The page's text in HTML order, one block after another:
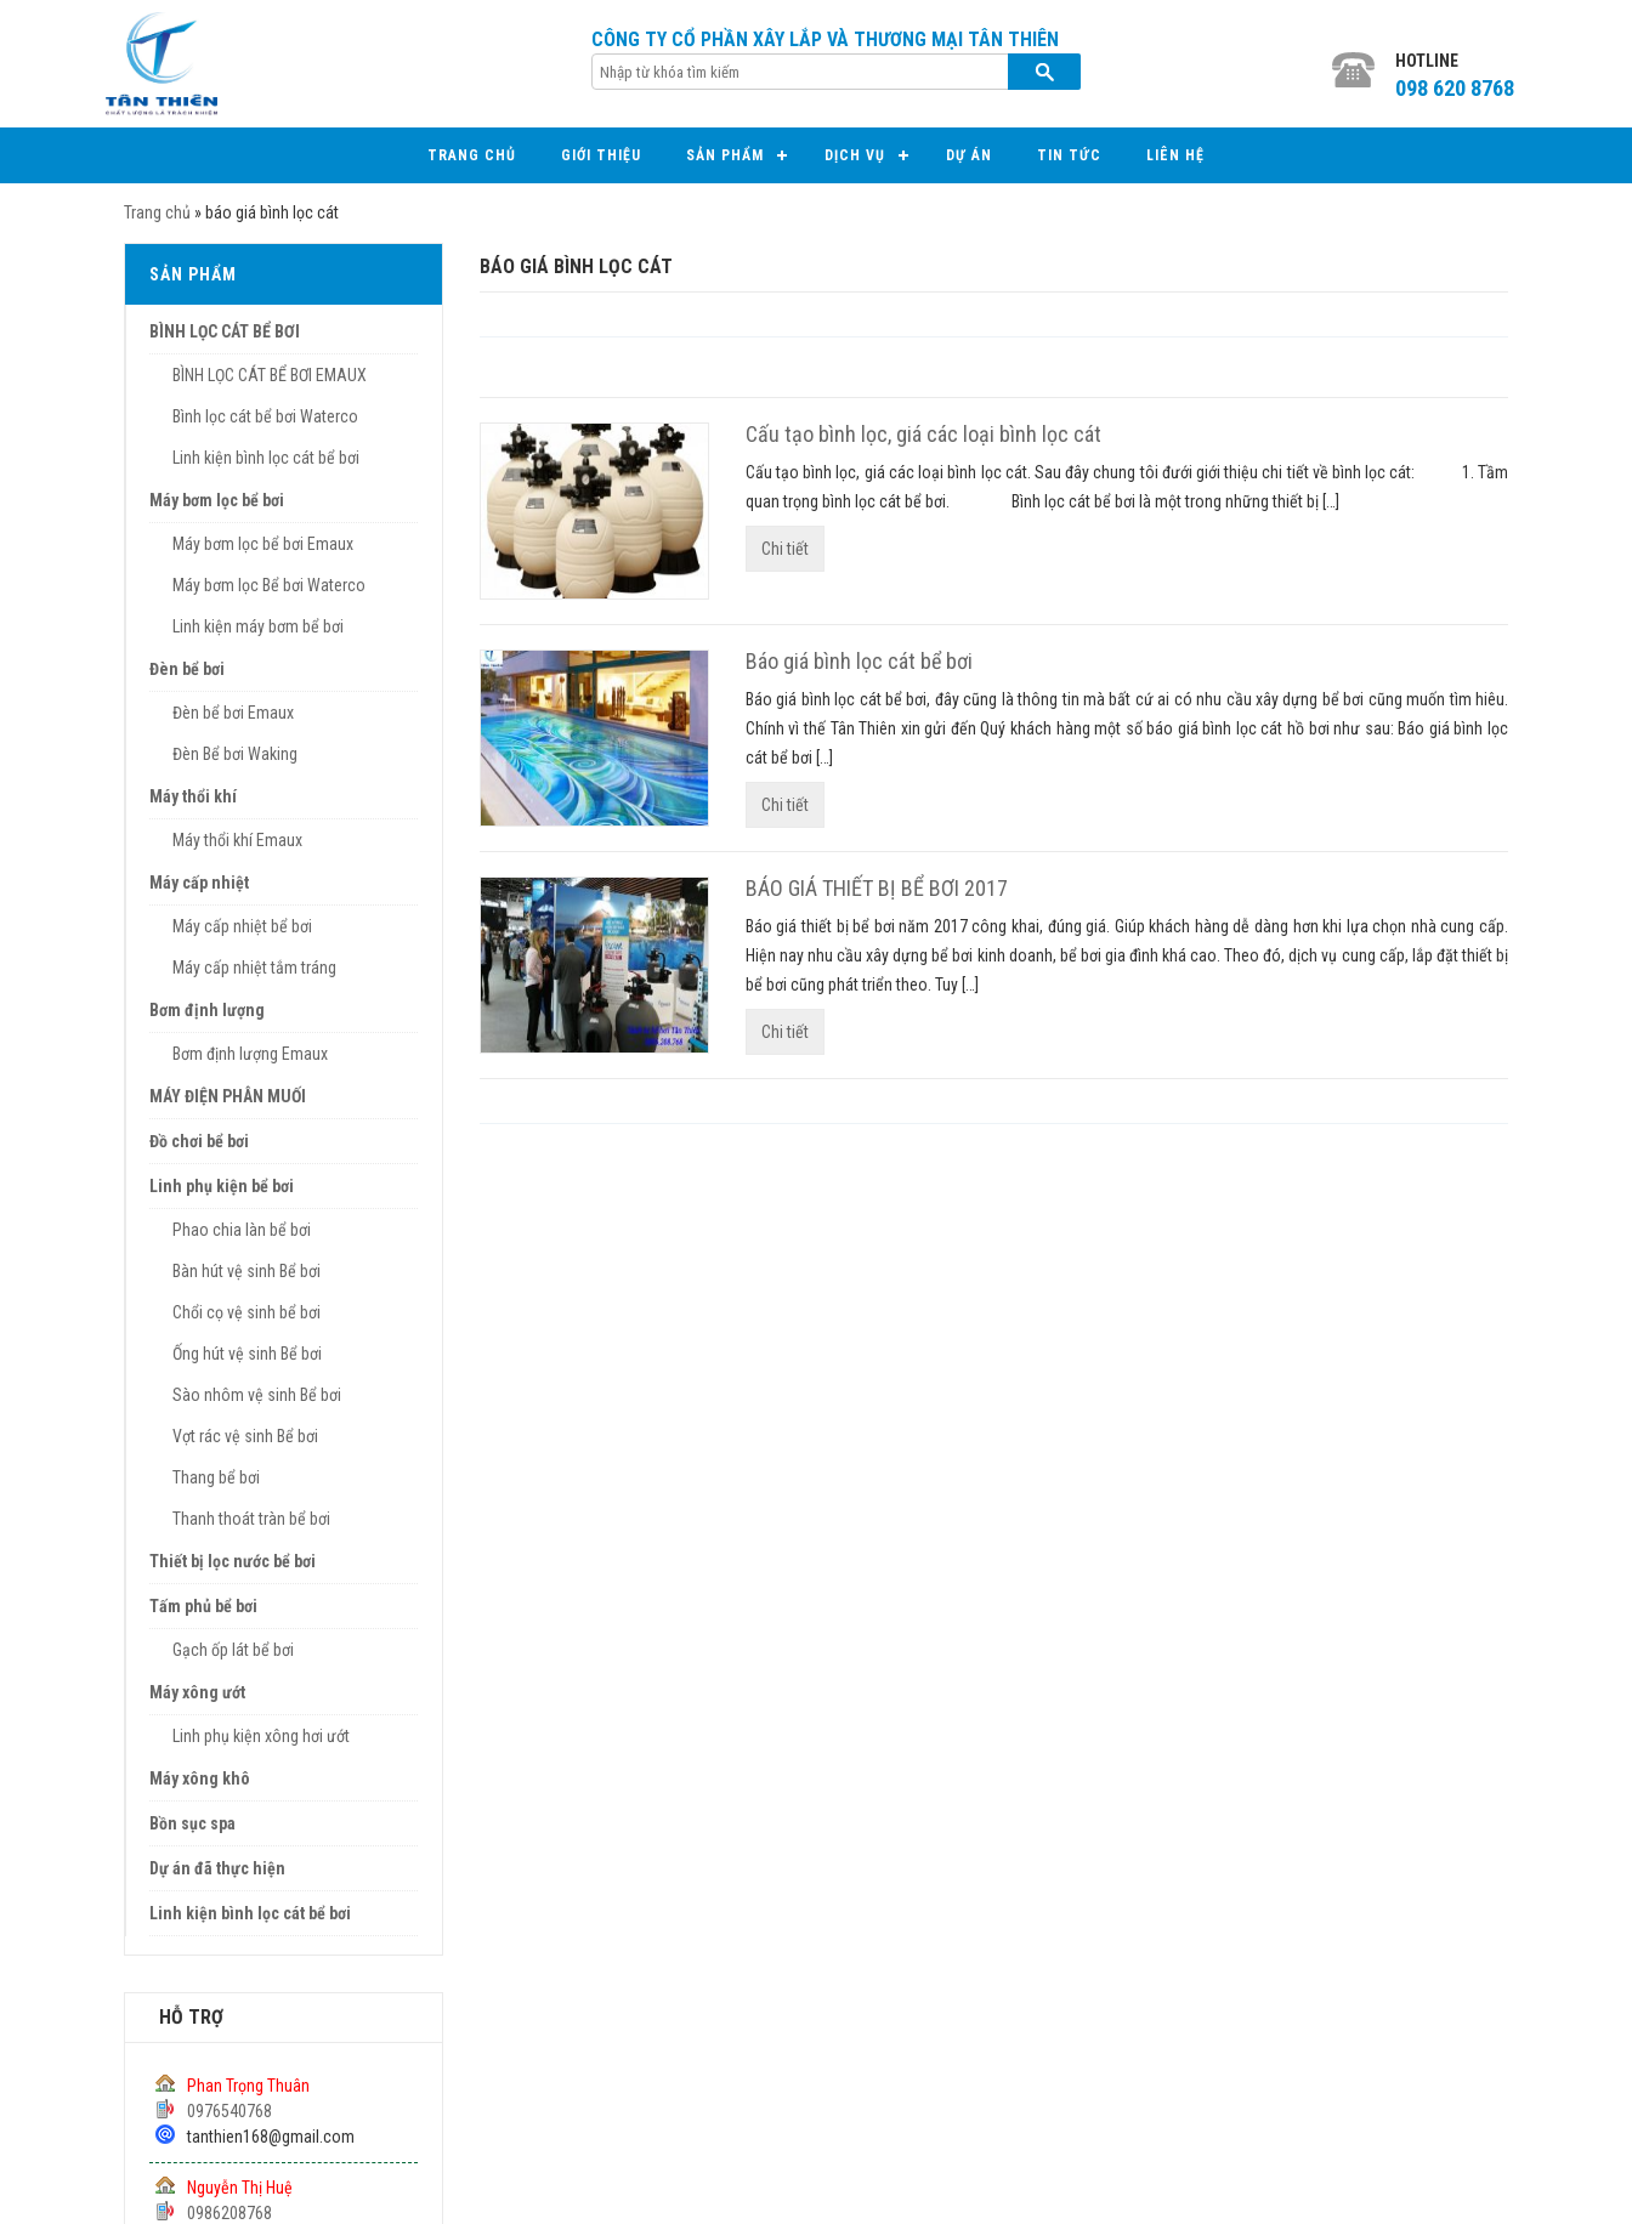
CÔNG TY CỔ PHẦN XÂY LẮP VÀ THƯƠNG MẠI TÂN THIÊN
HOTLINE
098 620 8768
TRANG CHỦ GIỚI THIỆU SẢN PHẨM DỊCH VỤ DỰ ÁN TIN TỨC LIÊN HỆ
Trang chủ » báo giá bình lọc cát
SẢN PHẨM
BÌNH LỌC CÁT BỂ BƠI
BÌNH LỌC CÁT BỂ BƠI EMAUX
Bình lọc cát bể bơi Waterco
Linh kiện bình lọc cát bể bơi
Máy bơm lọc bể bơi
Máy bơm lọc bể bơi Emaux
Máy bơm lọc Bể bơi Waterco
Linh kiện máy bơm bể bơi
Đèn bể bơi
Đèn bể bơi Emaux
Đèn Bể bơi Waking
Máy thổi khí
Máy thổi khí Emaux
Máy cấp nhiệt
Máy cấp nhiệt bể bơi
Máy cấp nhiệt tắm tráng
Bơm định lượng
Bơm định lượng Emaux
MÁY ĐIỆN PHÂN MUỐI
Đồ chơi bể bơi
Linh phụ kiện bể bơi
Phao chia làn bể bơi
Bàn hút vệ sinh Bể bơi
Chổi cọ vệ sinh bể bơi
Ống hút vệ sinh Bể bơi
Sào nhôm vệ sinh Bể bơi
Vợt rác vệ sinh Bể bơi
Thang bể bơi
Thanh thoát tràn bể bơi
Thiết bị lọc nước bể bơi
Tấm phủ bể bơi
Gạch ốp lát bể bơi
Máy xông ướt
Linh phụ kiện xông hơi ướt
Máy xông khô
Bồn sục spa
Dự án đã thực hiện
Linh kiện bình lọc cát bể bơi
HỖ TRỢ
Phan Trọng Thuân
0976540768
tanthien168@gmail.com
Nguyễn Thị Huệ
0986208768
BÁO GIÁ BÌNH LỌC CÁT
Cấu tạo bình lọc, giá các loại bình lọc cát
Cấu tạo bình lọc, giá các loại bình lọc cát. Sau đây chung tôi đưới giới thiệu chi tiết về bình lọc cát: 1. Tầm
quan trọng bình lọc cát bể bơi. Bình lọc cát bể bơi là một trong những thiết bị […]
Chi tiết
Báo giá bình lọc cát bể bơi
Báo giá bình lọc cát bể bơi, đây cũng là thông tin mà bất cứ ai có nhu cầu xây dựng bể bơi cũng muốn tìm hiêu.
Chính vì thế Tân Thiên xin gửi đến Quý khách hàng một số báo giá bình lọc cát hồ bơi như sau: Báo giá bình lọc
cát bể bơi […]
Chi tiết
BÁO GIÁ THIẾT BỊ BỂ BƠI 2017
Báo giá thiết bị bể bơi năm 2017 công khai, đúng giá. Giúp khách hàng dễ dàng hơn khi lựa chọn nhà cung cấp.
Hiện nay nhu cầu xây dựng bể bơi kinh doanh, bể bơi gia đình khá cao. Theo đó, dịch vụ cung cấp, lắp đặt thiết bị
bể bơi cũng phát triển theo. Tuy […]
Chi tiết